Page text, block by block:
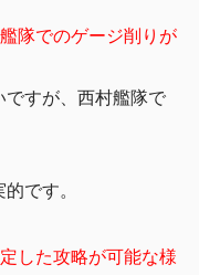
隊でのゲージ削りが
すが、西村艦隊で
です。
した攻略が可能な様